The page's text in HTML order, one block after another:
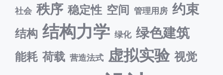
社会 秩序 稳定性 空间 管理用房 约束
结构 结构力学 绿化 绿色建筑
能耗 荷载 营造法式 虚拟实验 视觉